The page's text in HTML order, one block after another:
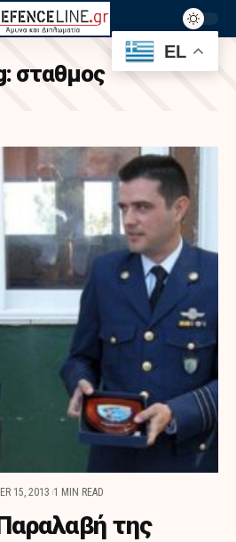
σταθμος
15, 2013 1 MIN READ
της
EL